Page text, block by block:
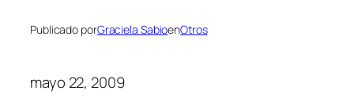
Publicado porGraciela SabioenOtros
mayo 22, 2009